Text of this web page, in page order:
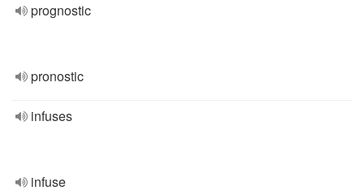
prognostic
pronostic
infuses
infuse